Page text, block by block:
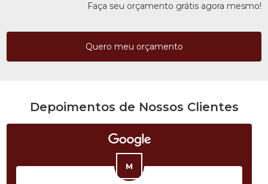
Faça seu orçamento grátis agora mesmo!
Quero meu orçamento
Depoimentos de Nossos Clientes